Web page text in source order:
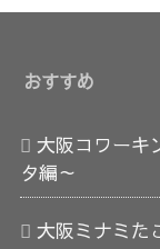
おすすめ
大阪コワーキ
タ編～
大阪ミナミた